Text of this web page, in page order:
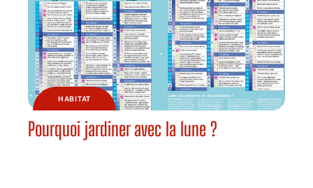
HABITAT
Pourquoi jardiner avec la lune ?